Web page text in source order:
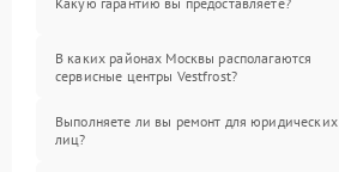
В каких районах Москвы располагаются
сервисные центры Vestfrost?
Выполняете ли вы ремонт для юридических
лиц?